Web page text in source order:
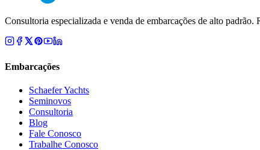
Consultoria especializada e venda de embarcações de alto
Embarcações
Schaefer Yachts
Seminovos
Consultoria
Blog
Fale Conosco
Trabalhe Conosco